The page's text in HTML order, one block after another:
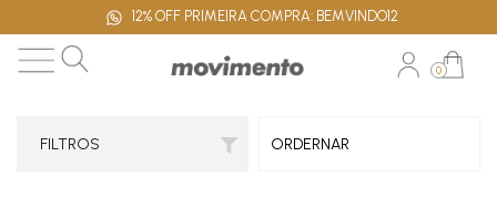
12% OFF PRIMEIRA COMPRA: BEMVINDO12
0
FILTROS